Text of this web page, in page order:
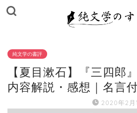
純文学の書評
【夏目漱石】『三四郎
内容解説・感想｜名言
2020年2月